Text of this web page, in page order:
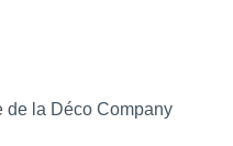
de la Déco Company